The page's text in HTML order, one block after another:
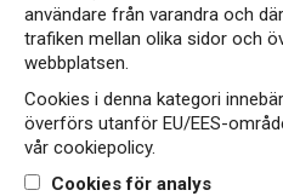
269 kr
användare från varandra och
trafiken mellan olika sidor och
webbplatsen.
Cookies i denna kategori
överförs utanför EU/EES-
vår cookiepolicy.
Cookies för analys